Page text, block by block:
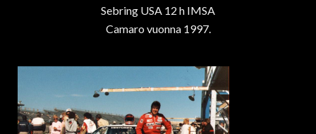
Sebring USA 12 h IMSA
Camaro vuonna 1997.